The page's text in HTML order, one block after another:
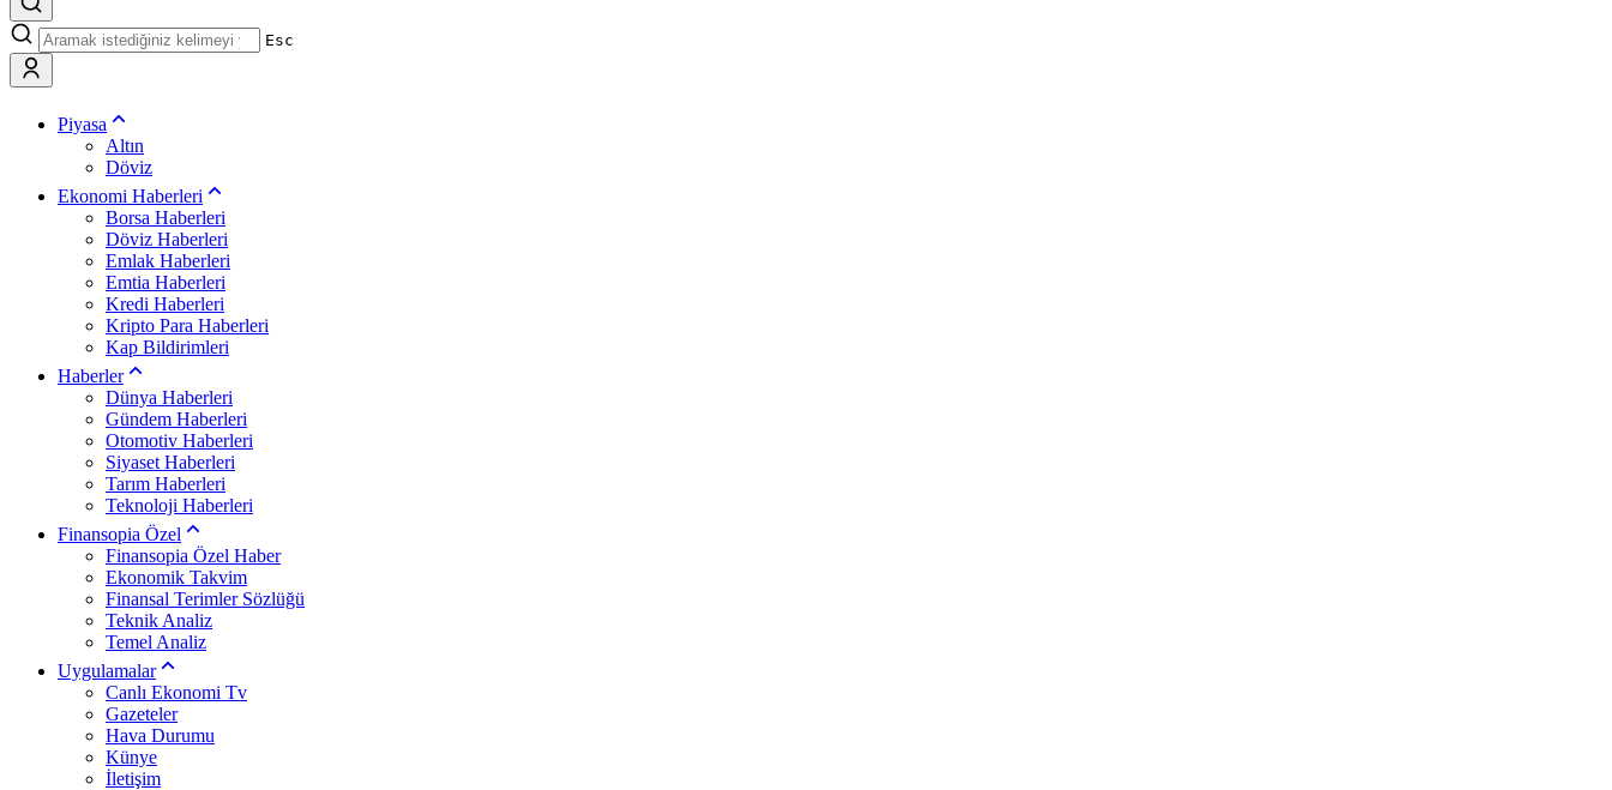
Esc
Piyasa
Altın
Döviz
Ekonomi Haberleri
Borsa Haberleri
Döviz Haberleri
Emlak Haberleri
Emtia Haberleri
Kredi Haberleri
Kripto Para Haberleri
Kap Bildirimleri
Haberler
Dünya Haberleri
Gündem Haberleri
Otomotiv Haberleri
Siyaset Haberleri
Tarım Haberleri
Teknoloji Haberleri
Finansopia Özel
Finansopia Özel Haber
Ekonomik Takvim
Finansal Terimler Sözlüğü
Teknik Analiz
Temel Analiz
Uygulamalar
Canlı Ekonomi Tv
Gazeteler
Hava Durumu
Künye
İletişim